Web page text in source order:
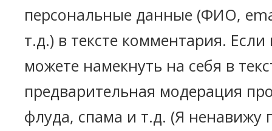
персональные данные (ФИО,
т.д.) в тексте комментария.
можете намекнуть на себя в
предварительная модерация
флуда, спама и т.д. (Я ненавижу